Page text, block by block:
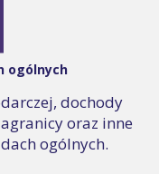
ogólnych
dochody
oraz inne
ogólnych.